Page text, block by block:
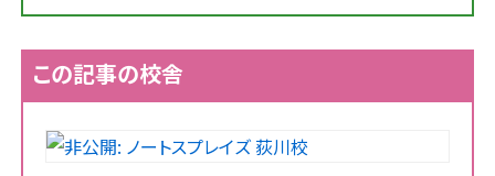
この記事の校舎